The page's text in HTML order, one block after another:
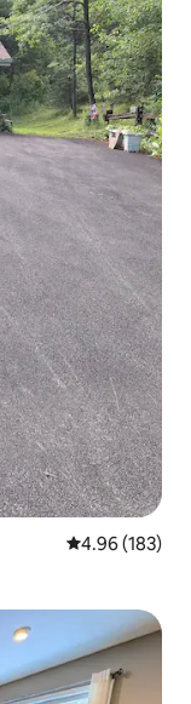
平均评分 4.96
4.96 (183)